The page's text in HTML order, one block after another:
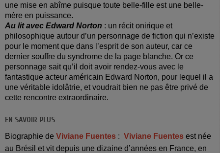
une mise en abîme puisque toute belle-fille est une belle-
mère en puissance.
Au lit avec Edward Norton : un récit onirique et
philosophique autour d’un personnage de fiction qui n’existe
pour le moment que dans l’esprit de son auteur, car ce
dernier souffre du syndrome de la page blanche. Or ce
personnage sait qu’il doit avoir rendez-vous avec le
fantastique acteur américain Edward Norton, pour lequel il a
une véritable idolâtrie, et voudrait bien ne pas être privé de
cette rencontre extraordinaire.
EN SAVOIR PLUS
Biographie de Viviane Fuentes : Viviane Fuentes est née
au Brésil et vit depuis une dizaine d’années en France, en